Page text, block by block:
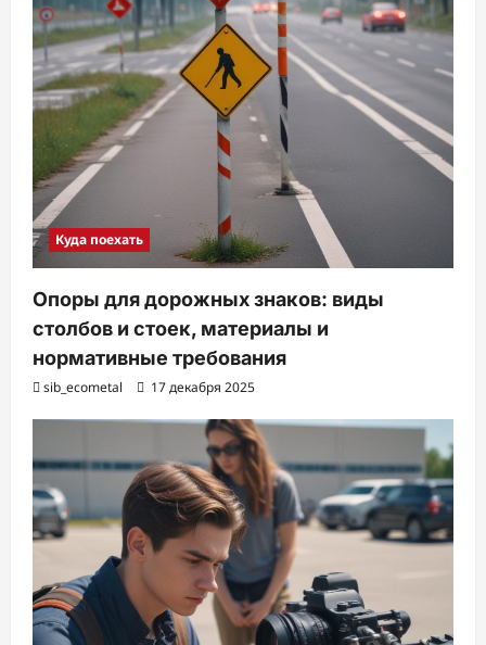
Куда поехать
Опоры для дорожных знаков: виды
столбов и стоек, материалы и
нормативные требования
sib_ecometal 17 декабря 2025